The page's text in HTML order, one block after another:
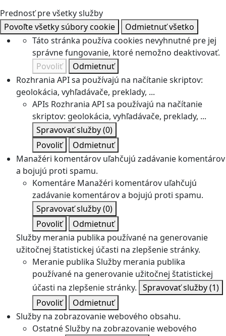
Prednosť pre všetky služby
Povoľte všetky súbory cookie
Odmietnuť všetko
Táto stránka používa cookies nevyhnutné pre jej
správne fungovanie, ktoré nemožno deaktivovať.
Povoliť
Odmietnuť
Rozhrania API sa používajú na načítanie skriptov:
geolokácia, vyhľadávače, preklady, ...
APIs Rozhrania API sa používajú na načítanie
skriptov: geolokácia, vyhľadávače, preklady, ...
Spravovať služby(0)
Povoliť
Odmietnuť
Manažéri komentárov uľahčujú zadávanie komentárov
a bojujú proti spamu.
Komentáre Manažéri komentárov uľahčujú
zadávanie komentárov a bojujú proti spamu.
Spravovať služby(0)
Povoliť
Odmietnuť
Služby merania publika používané na generovanie
užitočnej štatistickej účasti na zlepšenie stránky.
Meranie publika Služby merania publika
používané na generovanie užitočnej štatistickej
účasti na zlepšenie stránky. Spravovať služby(1)
Povoliť
Odmietnuť
Služby na zobrazovanie webového obsahu.
OstatnéSlužby na zobrazovanie webového